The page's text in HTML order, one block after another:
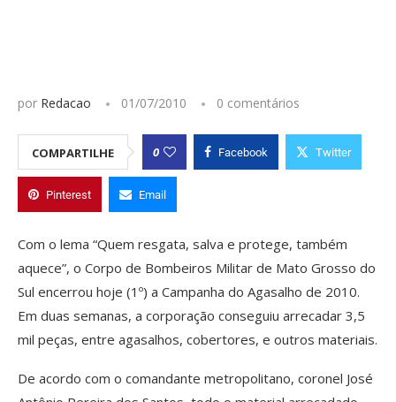
por Redacao 01/07/2010 0 comentários
COMPARTILHE 0 Facebook Twitter
Pinterest Email
Com o lema “Quem resgata, salva e protege, também
aquece”, o Corpo de Bombeiros Militar de Mato Grosso do
Sul encerrou hoje (1º) a Campanha do Agasalho de 2010.
Em duas semanas, a corporação conseguiu arrecadar 3,5
mil peças, entre agasalhos, cobertores, e outros materiais.
De acordo com o comandante metropolitano, coronel José